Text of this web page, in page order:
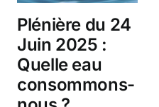
Plénière du 24
Juin 2025 :
Quelle eau
consommons-